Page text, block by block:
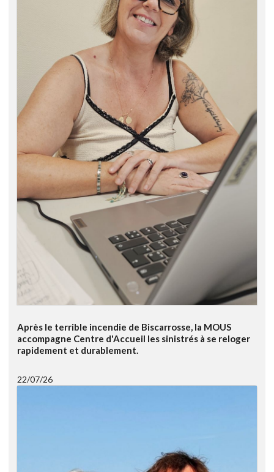
Après le terrible incendie de Biscarrosse, la MOUS
accompagne Centre d'Accueil les sinistrés à se reloger
rapidement et durablement.
22/07/26